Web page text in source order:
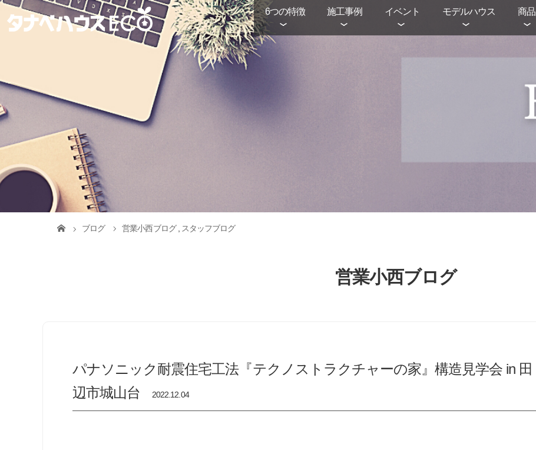
6つの特徴 施工事例 イベント モデルハウス 商品
ブログ 営業小西ブログ スタッフブログ
営業小西ブログ
パナソニック耐震住宅工法『テクノストラクチャーの家』構造見学会 in 田
辺市城山台
2022.12.04